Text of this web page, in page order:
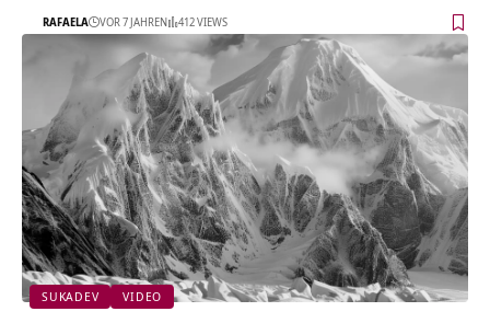
RAFAELA VOR 7 JAHREN 412 VIEWS
SUKADEV VIDEO